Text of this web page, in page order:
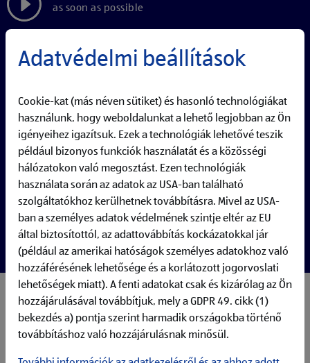
as soon as possible
Full-time
My responsibilities:
Process Governance & Standards: Apply, maintain, and
continuously improve modelling standards, including
principles. Support process governance by ensuring that
Adatvédelmi beállítások
Cookie-kat (más néven sütiket) és hasonló technológiákat
használunk, hogy weboldalunkat a lehető legjobban az Ön
igényeihez igazítsuk. Ezek a technológiák lehetővé teszik
például bizonyos funkciók használatát és a közösségi
hálózatokon való megosztást. Ezen technológiák
használata során az adatok az USA-ban található
szolgáltatókhoz kerülhetnek továbbításra. Mivel az USA-
ban a személyes adatok védelmének szintje eltér az EU
által biztosítottól, az adattovábbítás kockázatokkal jár
(például az amerikai hatóságok személyes adatokhoz való
hozzáférésének lehetősége és a korlátozott jogorvoslati
lehetőségek miatt). A fenti adatokat csak és kizárólag az Ön
hozzájárulásával továbbítjuk, mely a GDPR 49. cikk (1)
bekezdés a) pontja szerint harmadik országokba történő
továbbításhoz való hozzájárulásnak minősül.